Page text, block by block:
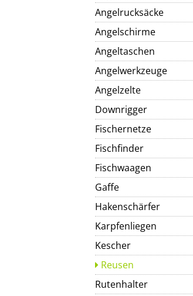
Angelrucksäcke
Angelschirme
Angeltaschen
Angelwerkzeuge
Angelzelte
Downrigger
Fischernetze
Fischfinder
Fischwaagen
Gaffe
Hakenschärfer
Karpfenliegen
Kescher
Reusen
Rutenhalter